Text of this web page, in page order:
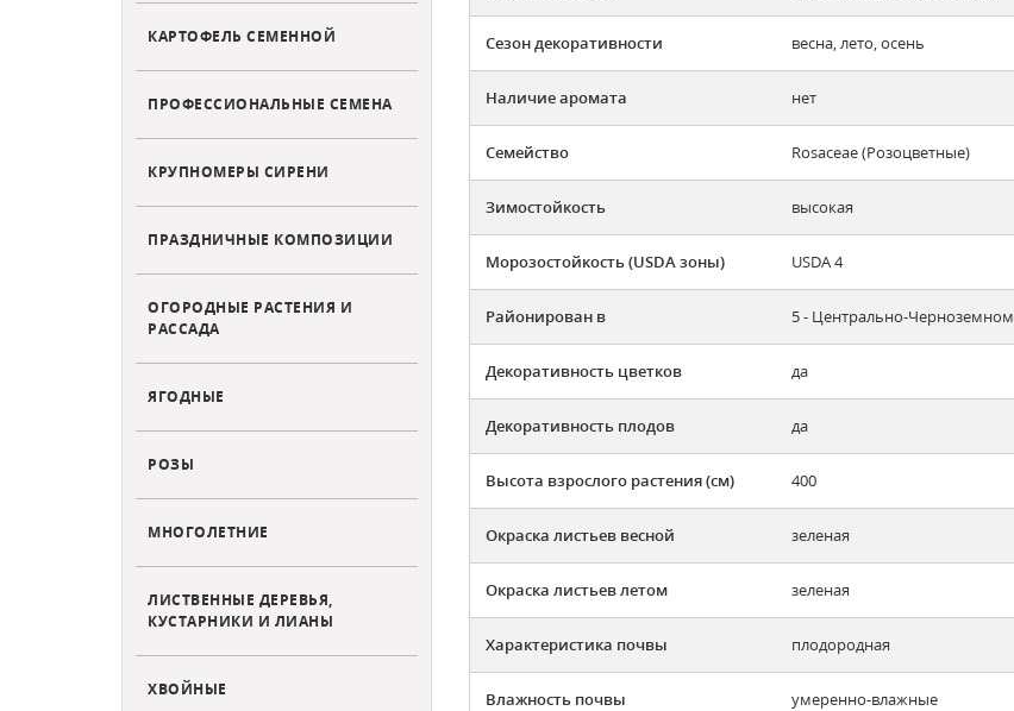
КАРТОФЕЛЬ СЕМЕННОЙ
ПРОФЕССИОНАЛЬНЫЕ СЕМЕНА
КРУПНОМЕРЫ СИРЕНИ
ПРАЗДНИЧНЫЕ КОМПОЗИЦИИ
ОГОРОДНЫЕ РАСТЕНИЯ И
РАССАДА
ЯГОДНЫЕ
РОЗЫ
МНОГОЛЕТНИЕ
ЛИСТВЕННЫЕ ДЕРЕВЬЯ,
КУСТАРНИКИ И ЛИАНЫ
ХВОЙНЫЕ
Сезон декоративности весна, лето, осень
Наличие аромата нет
Семейство Rosaceae (Розоцветные)
Зимостойкость высокая
Морозостойкость (USDA зоны) USDA 4
Районирован в 5 - Центрально-Черноземном
Декоративность цветков да
Декоративность плодов да
Высота взрослого растения (см) 400
Окраска листьев весной зеленая
Окраска листьев летом зеленая
Характеристика почвы плодородная
Влажность почвы умеренно-влажные